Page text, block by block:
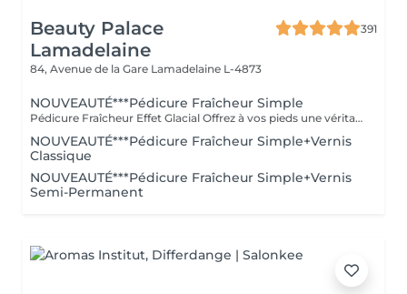
Beauty Palace
Lamadelaine
391
84, Avenue de la Gare Lamadelaine L-4873
NOUVEAUTÉ***Pédicure Fraîcheur Simple
Pédicure Fraîcheur Effet Glacial Offrez à vos pieds une véritable vague de fraîcheur intense. Cette prestation comprend le soin des ongles et des cuticules, le travail des zones rugueuses, suivi d'un gommage au sel et à l'amande douce, d'un bain effervescent relaxant et rafraîchissant, puis d'un soin à l'effet glacial appliqué jusqu'aux mollets. Des pieds doux, parfaitement soignés et une sensation de fraîcheur intense, idéale pour l'été.
NOUVEAUTÉ***Pédicure Fraîcheur Simple+Vernis
Classique
NOUVEAUTÉ***Pédicure Fraîcheur Simple+Vernis
Semi-Permanent